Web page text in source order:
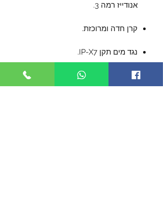
אנודייז רמה 3.
קרן חדה ומרוכזת.
נגד מים תקן IP-X7.
עמיד בנפילה מ-2 מטר.